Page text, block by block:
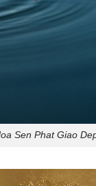
Sen Phat Giao